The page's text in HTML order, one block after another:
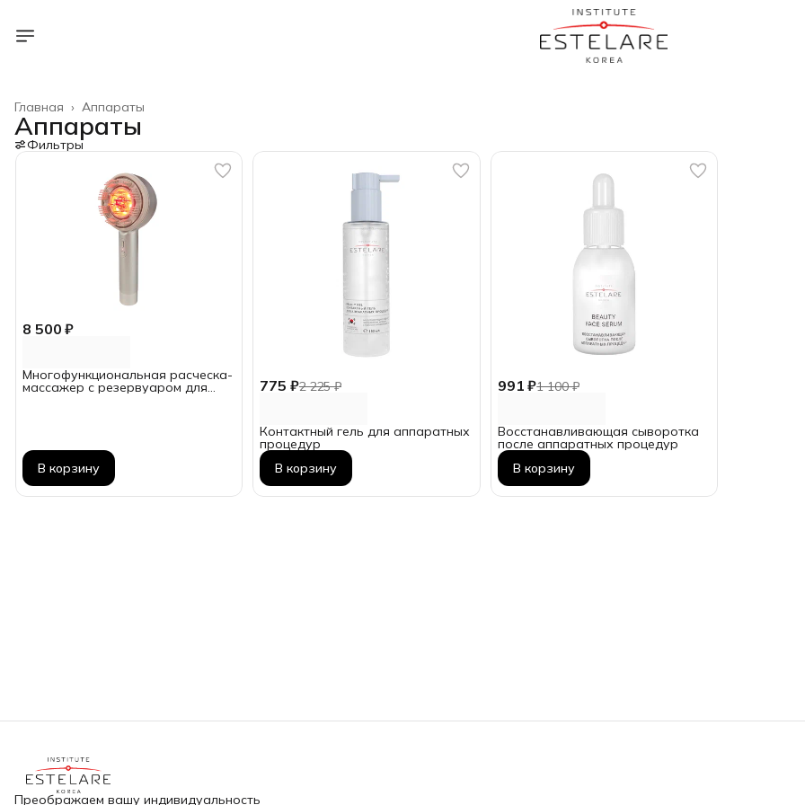
Аппараты
Главная ›
Аппараты
Фильтры
8 500 ₽
Многофункциональная расческа-
массажер с резервуаром для
В корзину
775 ₽2 225 ₽
Контактный гель для аппаратных
процедур
В корзину
991 ₽1 100 ₽
Восстанавливающая сыворотка
после аппаратных процедур
В корзину
Преображаем вашу индивидуальность